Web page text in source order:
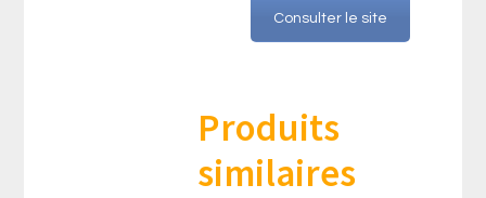
Consulter le site
Produits
similaires